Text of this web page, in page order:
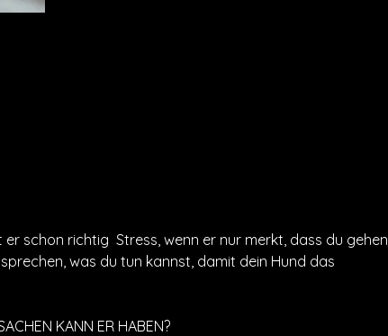
schon richtig  Stress, wenn er nur merkt, dass du gehen
was du tun kannst, damit dein Hund das
KANN ER HABEN?